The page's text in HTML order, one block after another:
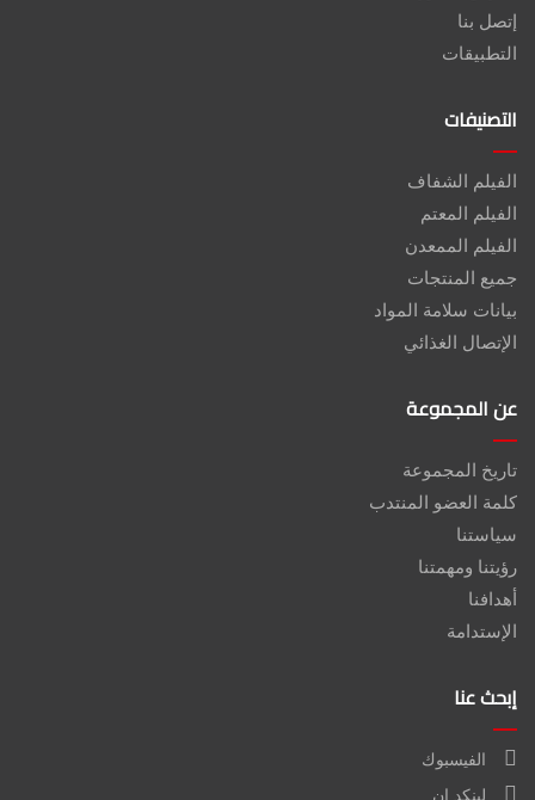
إتصل بنا
التطبيقات
التصنيفات
الفيلم الشفاف
الفيلم المعتم
الفيلم الممعدن
جميع المنتجات
بيانات سلامة المواد
الإتصال الغذائي
عن المجموعة
تاريخ المجموعة
كلمة العضو المنتدب
سياستنا
رؤيتنا ومهمتنا
أهدافنا
الإستدامة
إبحث عنا
الفيسبوك
لينكد إن